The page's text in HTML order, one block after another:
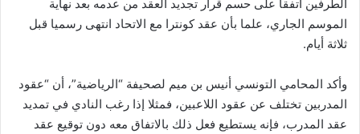
الطرفين اتفقا على حسم قرار تجديد العقد من عدمه بعد نهاية
الموسم الجاري، علما بأن عقد كونترا مع الاتحاد انتهى رسميا قبل
ثلاثة أيام.
وأكد المحامي التونسي أنيس بن ميم لصحيفة “الرياضية”، أن “عقود
المدربين تختلف عن عقود اللاعبين، فمثلا إذا رغب النادي في تمديد
عقد المدرب، فإنه يستطيع فعل ذلك بالاتفاق معه دون توقيع عقد